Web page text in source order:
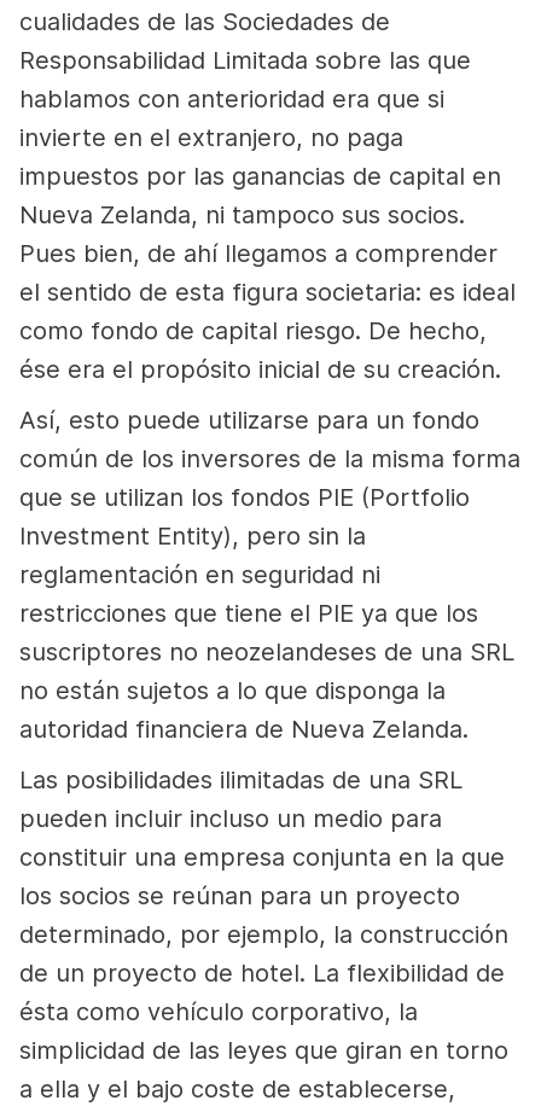
cualidades de las Sociedades de
Responsabilidad Limitada sobre las que
hablamos con anterioridad era que si
invierte en el extranjero, no paga
impuestos por las ganancias de capital en
Nueva Zelanda, ni tampoco sus socios.
Pues bien, de ahí llegamos a comprender
el sentido de esta figura societaria: es ideal
como fondo de capital riesgo. De hecho,
ése era el propósito inicial de su creación.
Así, esto puede utilizarse para un fondo
común de los inversores de la misma forma
que se utilizan los fondos PIE (Portfolio
Investment Entity), pero sin la
reglamentación en seguridad ni
restricciones que tiene el PIE ya que los
suscriptores no neozelandeses de una SRL
no están sujetos a lo que disponga la
autoridad financiera de Nueva Zelanda.
Las posibilidades ilimitadas de una SRL
pueden incluir incluso un medio para
constituir una empresa conjunta en la que
los socios se reúnan para un proyecto
determinado, por ejemplo, la construcción
de un proyecto de hotel. La flexibilidad de
ésta como vehículo corporativo, la
simplicidad de las leyes que giran en torno
a ella y el bajo coste de establecerse,